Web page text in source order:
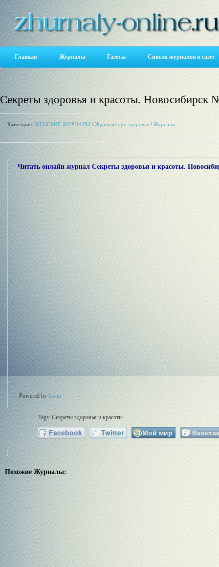
Главная Журналы Газеты Список журналов и газет
Секреты здоровья и красоты. Новосибирск
Категория:ЖЕНСКИЕ ЖУРНАЛЫ / Журналы про здоровье / Журналы
Читать онлайн журнал Секреты здоровья и красоты.
Powered byIssuu
Tags: Секреты здоровья и красоты
Facebook Twitter Мой мир
Похожие Журналы: